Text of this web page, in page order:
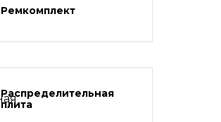
Ремкомплект
Распределительная
плита